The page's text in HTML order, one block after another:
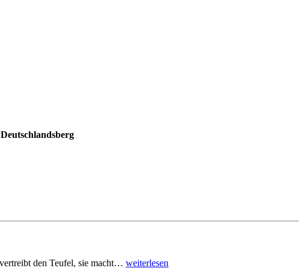
den Teufel, sie macht… weiterlesen